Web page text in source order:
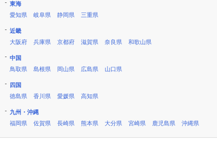
東海
愛知県
岐阜県 静岡県 三重県
近畿
大阪府
兵庫県 京都府 滋賀県 奈良県 和歌山県
中国
鳥取県
島根県 岡山県 広島県 山口県
四国
徳島県
香川県 愛媛県 高知県
九州・沖縄
福岡県
佐賀県 長崎県 熊本県 大分県 宮崎県 鹿児島県 沖縄県